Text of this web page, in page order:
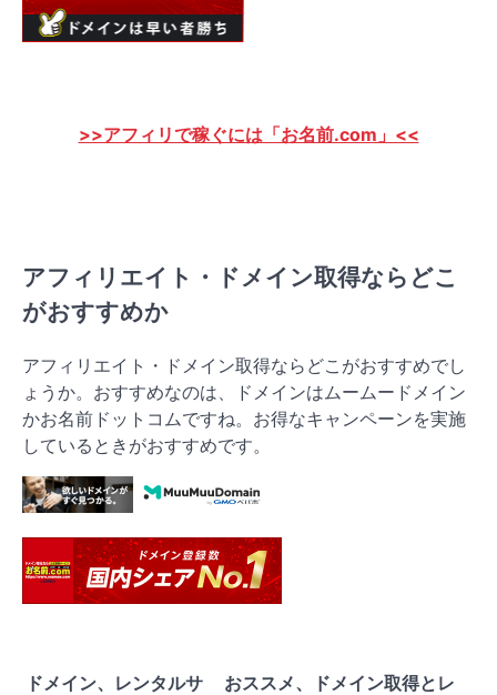
>>アフィリで稼ぐには「お名前.com」<<
アフィリエイト・ドメイン取得ならどこ
がおすすめか
アフィリエイト・ドメイン取得ならどこがおすすめでし
ょうか。おすすめなのは、ドメインはムームードメイン
かお名前ドットコムですね。お得なキャンペーンを実施
しているときがおすすめです。
ドメイン、レンタルサ
おススメ、ドメイン取得とレ